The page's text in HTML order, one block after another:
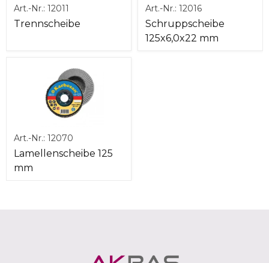
Art.-Nr.: 12011
Trennscheibe
Art.-Nr.: 12016
Schruppscheibe
125x6,0x22 mm
Art.-Nr.: 12070
Lamellenscheibe 125
mm